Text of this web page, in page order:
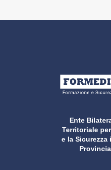
Ente
Territoriale
e la Sicurezza